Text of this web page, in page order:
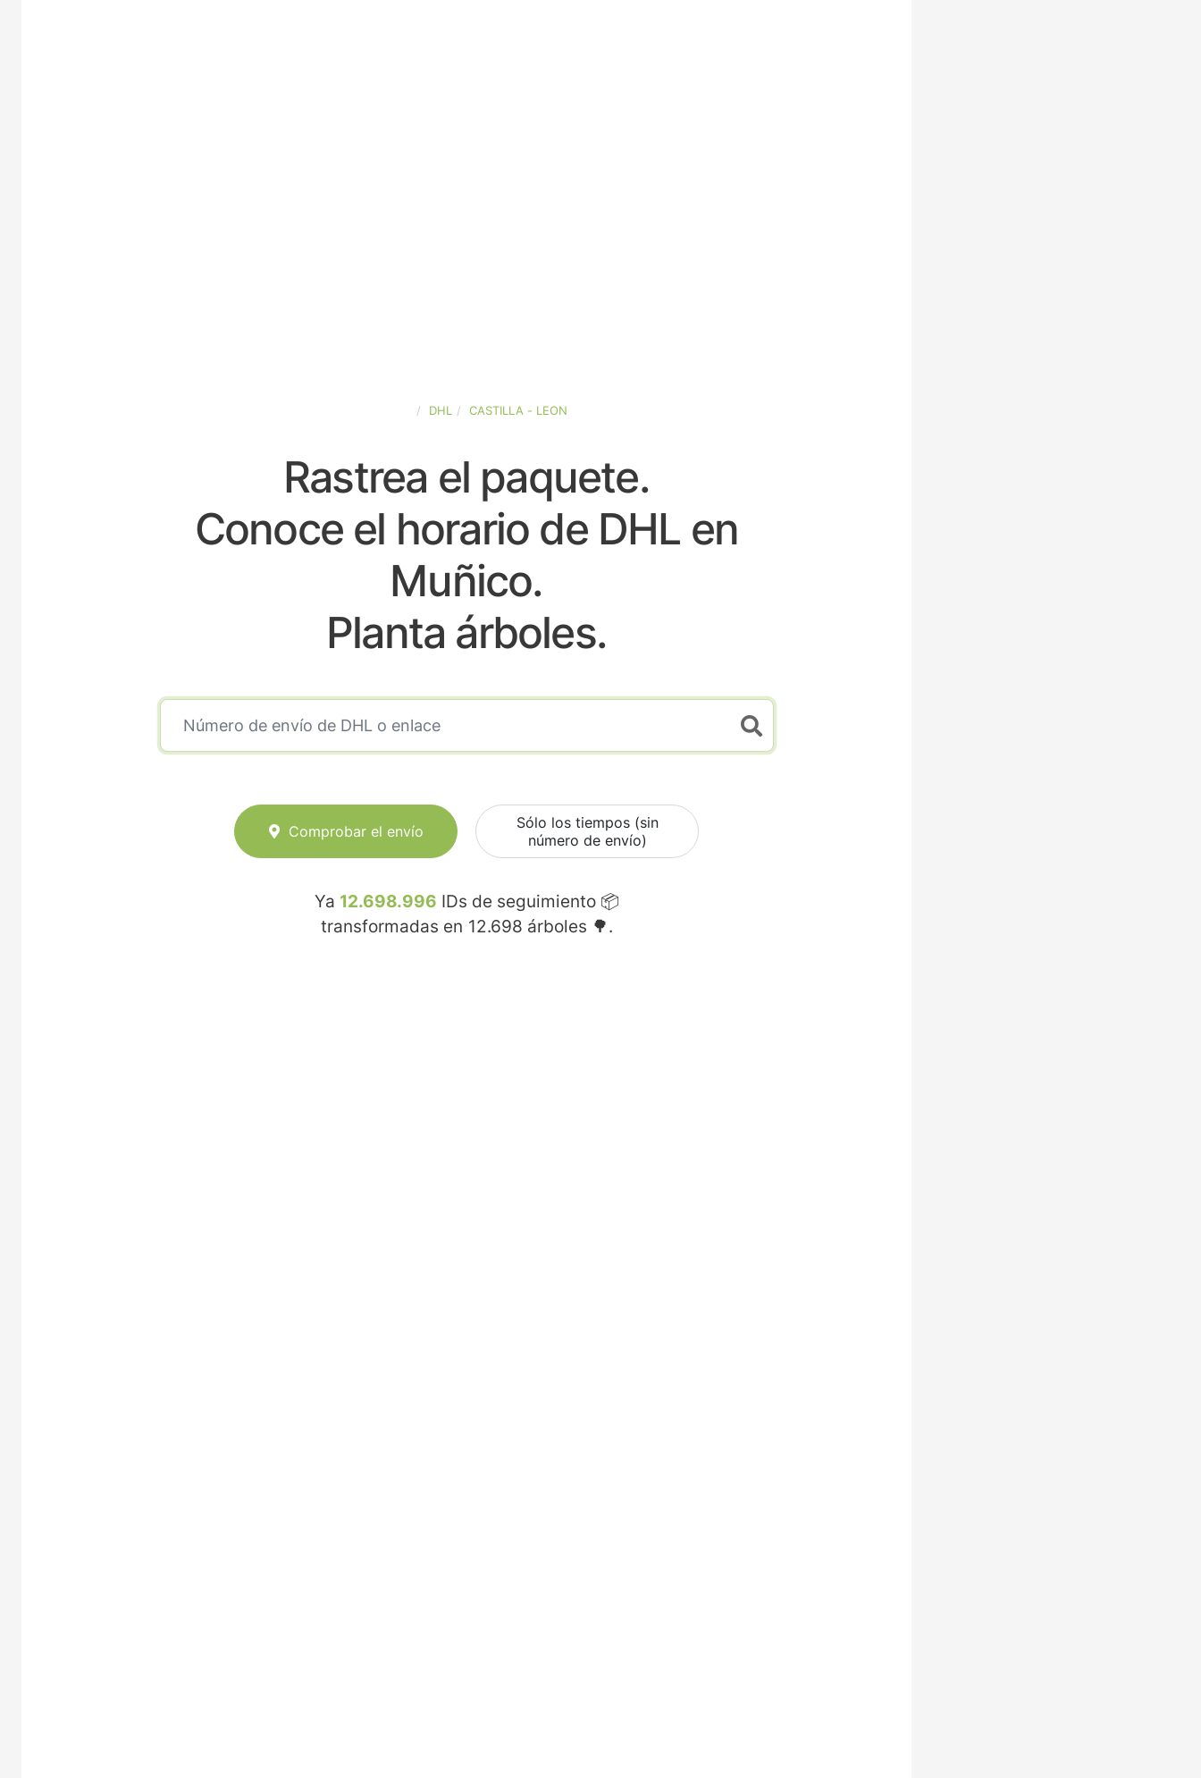
DHL CASTILLA - LEON
Rastrea el paquete.
Conoce el horario de DHL en
Muñico.
Planta árboles.
Comprobar el envío
Sólo los tiempos (sin
número de envío)
Ya 12.698.996 IDs de seguimiento 📦
transformadas en 12.698 árboles 🌳.